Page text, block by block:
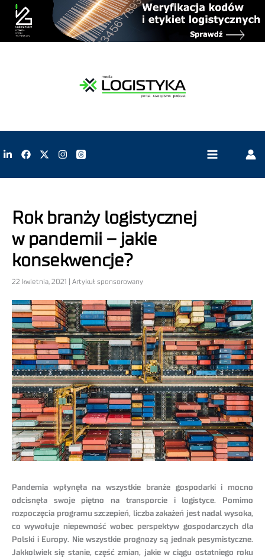
Rok branży logistycznej
w pandemii – jakie
konsekwencje?
22 kwietnia, 2021 | Artykuł sponsorowany
Pandemia wpłynęła na wszystkie branże gospodarki i mocno
odcisnęła swoje piętno na transporcie i logistyce. Pomimo
rozpoczęcia programu szczepień, liczba zakażeń jest nadal wysoka,
co wywołuje niepewność wobec perspektyw gospodarczych dla
Polski i Europy. Nie wszystkie prognozy są jednak pesymistyczne.
Jakkolwiek się stanie, część zmian, jakie w ciągu ostatniego roku